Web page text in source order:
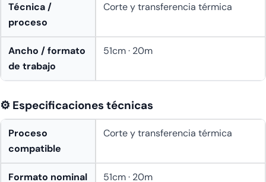
Técnica /
proceso
Corte y transferencia térmica
Ancho / formato
de trabajo
51cm · 20m
⚙️ Especificaciones técnicas
Proceso
compatible
Corte y transferencia térmica
Formato nominal 51cm · 20m